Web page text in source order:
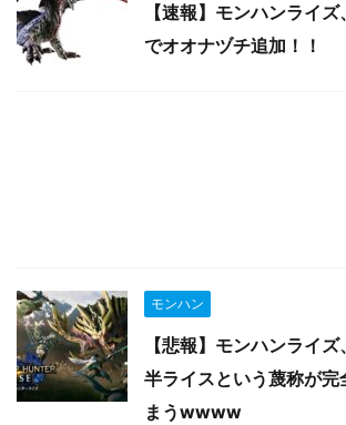
【速報】モンハンライ
でオオナヅチ追加！！
モンハン
【悲報】モンハンライ
半ライスという蔑称が完
まうwwww